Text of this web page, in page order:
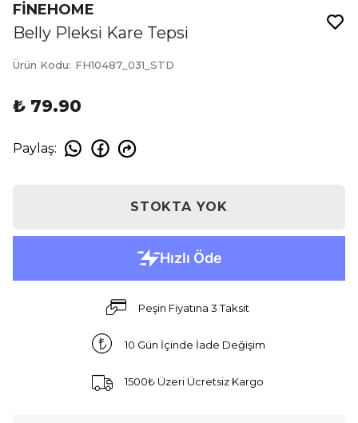
FİNEHOME
Belly Pleksi Kare Tepsi
Ürün Kodu: FH10487_031_STD
₺ 79.90
Paylaş:
STOKTA YOK
Peşin Fiyatına 3 Taksit
10 Gün İçinde İade Değişim
1500₺ Üzeri Ücretsiz Kargo